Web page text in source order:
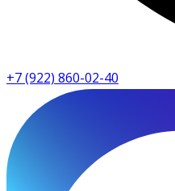
+7 (922) 860-02-40